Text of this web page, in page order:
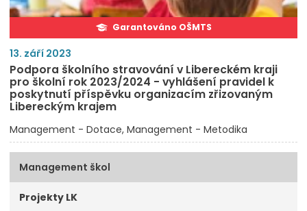
Garantováno OŠMTS
13. září 2023
Podpora školního stravování v Libereckém kraji
pro školní rok 2023/2024 - vyhlášení pravidel k
poskytnutí příspěvku organizacím zřizovaným
Libereckým krajem
Management - Dotace Management - Metodika
Management škol
Projekty LK